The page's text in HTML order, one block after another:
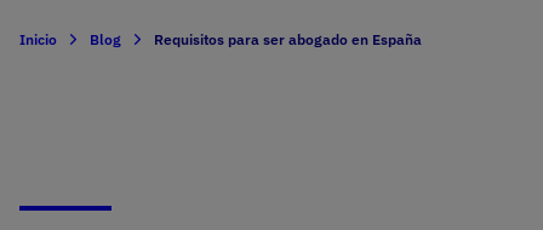
Inicio Blog Requisitos para ser abogado en España